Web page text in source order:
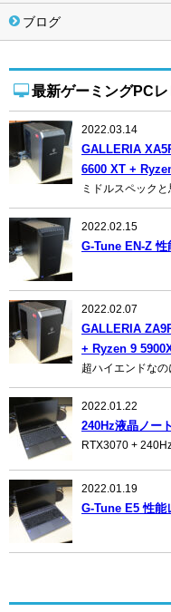
ブログ
最新ゲーミングPC
2022.03.14
GALLERIA
6600 XT +
ミドルスペック
2022.02.15
G-Tune EN-Z
2022.02.07
GALLERIA
+ Ryzen 9
超ハイエンドなの
2022.01.22
240Hz液晶ノー
RTX3070 +
2022.01.19
G-Tune E5 性能